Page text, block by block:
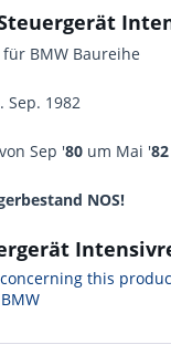
BMW Baureihe
Sep. 1982
von Sep '80 um Mai '82
NOS!
this